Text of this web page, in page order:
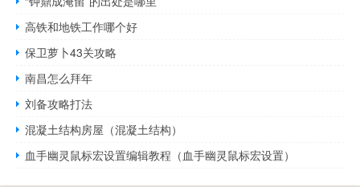
高铁和地铁工作哪个好
保卫萝卜43关攻略
南昌怎么拜年
刘备攻略打法
混凝土结构房屋（混凝土结构）
血手幽灵鼠标宏设置编辑教程（血手幽灵鼠标宏设置）